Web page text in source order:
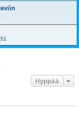
Hyppää